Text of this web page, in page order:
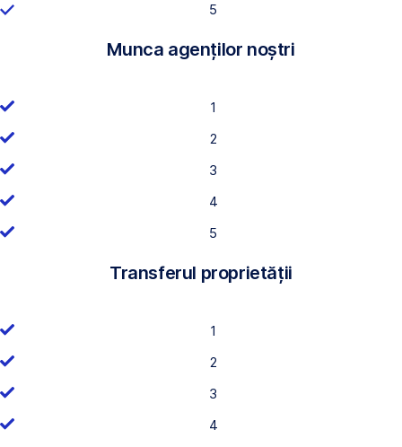
5
Munca agenților noștri
1
2
3
4
5
Transferul proprietății
1
2
3
4